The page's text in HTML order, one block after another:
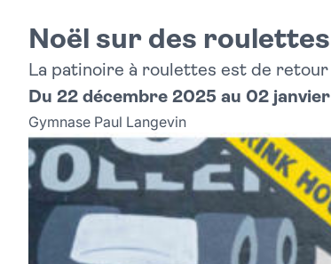
Noël sur des roulettes
La patinoire à roulettes est de retour
Du 22 décembre 2025 au 02
Gymnase Paul Langevin